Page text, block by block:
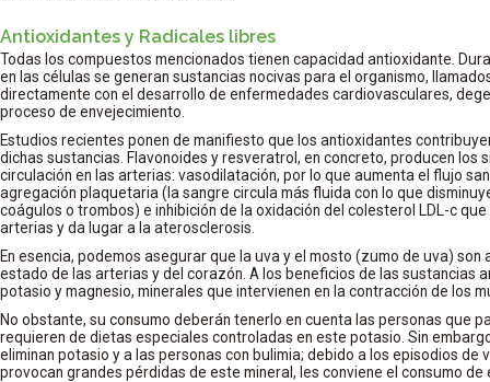
Antioxidantes y Radicales libres
Todas los compuestos mencionados tienen capacidad antioxidante.
en las células se generan sustancias nocivas para el organismo,
directamente con el desarrollo de enfermedades cardiovasculares,
proceso de envejecimiento.
Estudios recientes ponen de manifiesto que los antioxidantes
dichas sustancias. Flavonoides y resveratrol, en concreto, producen los
circulación en las arterias: vasodilatación, por lo que aumenta el flujo
agregación plaquetaria (la sangre circula más fluida con lo que
coágulos o trombos) e inhibición de la oxidación del colesterol LDL-c
arterias y da lugar a la aterosclerosis.
En esencia, podemos asegurar que la uva y el mosto (zumo de uva)
estado de las arterias y del corazón. A los beneficios de las sustancias
potasio y magnesio, minerales que intervienen en la contracción de los
No obstante, su consumo deberán tenerlo en cuenta las personas que
requieren de dietas especiales controladas en este potasio. Sin
eliminan potasio y a las personas con bulimia; debido a los episodios de
provocan grandes pérdidas de este mineral, les conviene el consumo